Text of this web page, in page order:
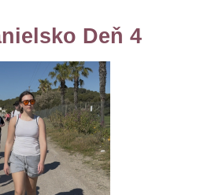
Deň 4